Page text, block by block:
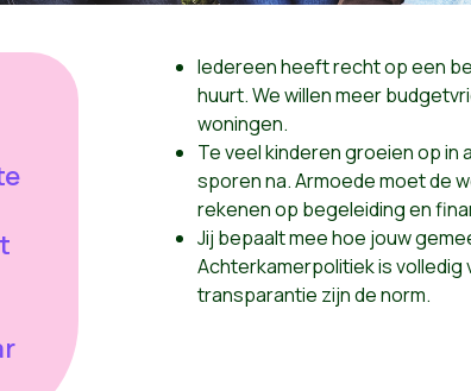
Iedereen heeft recht op een
huurt.We willen meer
woningen.
Te veel kinderen groeien op in
sporen na. Armoede moet de
rekenen op begeleiding en
Jij bepaalt mee hoe jouw
Achterkamerpolitiek is volledig
transparantie zijn de norm.